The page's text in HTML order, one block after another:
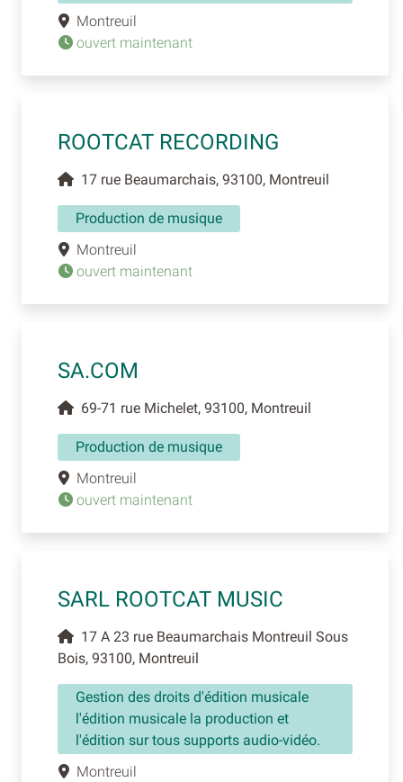
Montreuil
ouvert maintenant
ROOTCAT RECORDING
17 rue Beaumarchais, 93100, Montreuil
Production de musique
Montreuil
ouvert maintenant
SA.COM
69-71 rue Michelet, 93100, Montreuil
Production de musique
Montreuil
ouvert maintenant
SARL ROOTCAT MUSIC
17 A 23 rue Beaumarchais Montreuil Sous
Bois, 93100, Montreuil
Gestion des droits d'édition musicale
l'édition musicale la production et
l'édition sur tous supports audio-vidéo.
Montreuil